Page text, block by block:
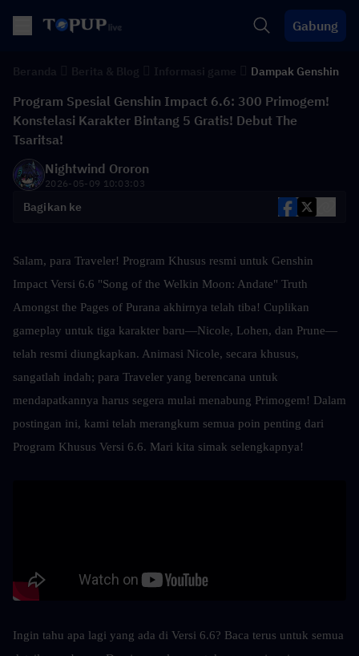
Gabung
Dampak Genshin
Program Spesial Genshin Impact 6.6: 300 Primogem!
Konstelasi Karakter Bintang 5 Gratis! Debut The
Tsaritsa!
Nightwind Ororon
2026-05-09 10:03:03
Bagikan ke
Salam, para Traveler! Program Khusus resmi untuk Genshin
Impact Versi 6.6 "Song of the Welkin Moon: Andate" Truth
Amongst the Pages of Purana akhirnya telah tiba! Cuplikan
gameplay untuk tiga karakter baru—Nicole, Lohen, dan Prune—
telah resmi diungkapkan. Animasi Nicole, secara khusus,
sangatlah indah; para Traveler yang berencana untuk
mendapatkannya harus segera mulai menabung Primogem! Dalam
postingan ini, kami telah merangkum semua poin penting dari
Program Khusus Versi 6.6. Mari kita simak selengkapnya!
Ingin tahu apa lagi yang ada di Versi 6.6? Baca terus untuk semua